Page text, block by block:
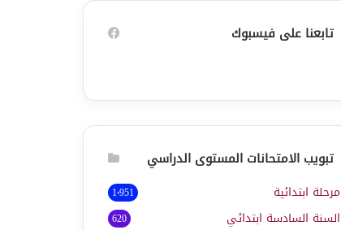
تابعنا على فيسبوك
تبويب الامتحانات المستوى الدراسي
مرحلة ابتدائية 1٬951
السنة السادسة ابتدائي 620